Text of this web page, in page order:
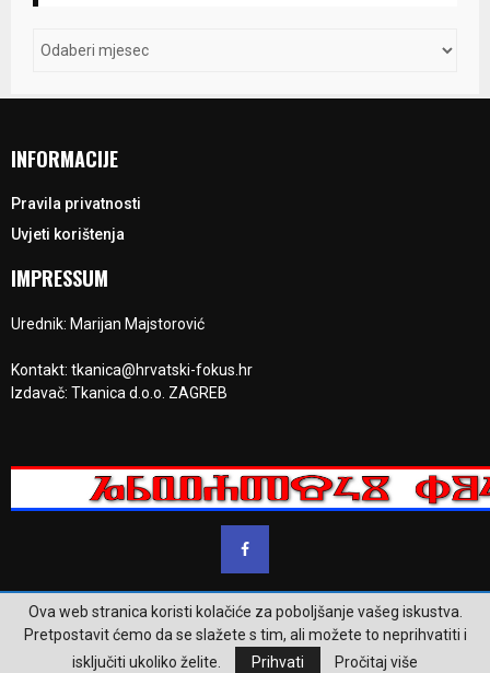
INFORMACIJE
Pravila privatnosti
Uvjeti korištenja
IMPRESSUM
Urednik: Marijan Majstorović
Kontakt: tkanica@hrvatski-fokus.hr
Izdavač: Tkanica d.o.o. ZAGREB
@2023 - www.hrvatski-fokus.hr. Sva prava su zadržana.
Pravila privatnosti Uvjeti korištenja
Ova web stranica koristi kolačiće za poboljšanje vašeg iskustva.
Pretpostavit ćemo da se slažete s tim, ali možete to neprihvatiti i
isključiti ukoliko želite.
Prihvati Pročitaj više